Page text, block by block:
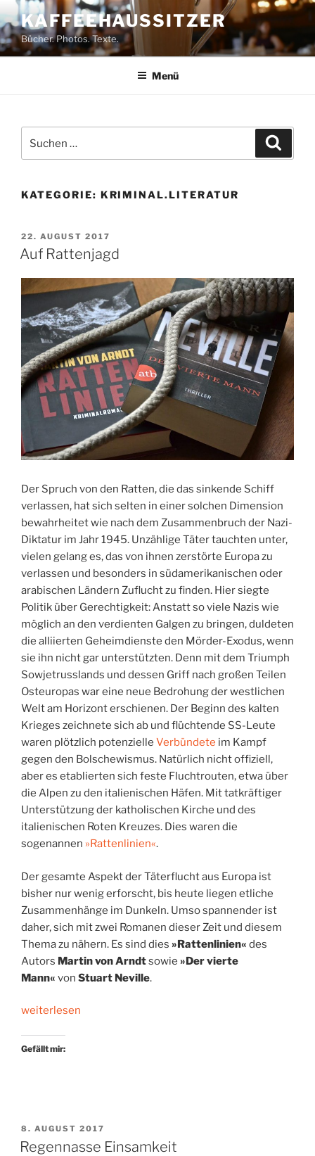
Zum
Inhalt
springen
KAFFEEHAUSSITZER
Bücher. Photos. Texte.
Menü
nach:
KATEGORIE: KRIMINAL.LITERATUR
VERÖFFENTLICHT
AM
22. AUGUST 2017
Auf Rattenjagd
Der Spruch von den Ratten, die das sinkende Schiff
verlassen, hat sich selten in einer solchen Dimension
bewahrheitet wie nach dem Zusammenbruch der Nazi-
Diktatur im Jahr 1945. Unzählige Täter tauchten unter,
vielen gelang es, das von ihnen zerstörte Europa zu
verlassen und besonders in südamerikanischen oder
arabischen Ländern Zuflucht zu finden. Hier siegte
Politik über Gerechtigkeit: Anstatt so viele Nazis wie
möglich an den verdienten Galgen zu bringen, duldeten
die alliierten Geheimdienste den Mörder-Exodus, wenn
sie ihn nicht gar unterstützten. Denn mit dem Triumph
Sowjetrusslands und dessen Griff nach großen Teilen
Osteuropas war eine neue Bedrohung der westlichen
Welt am Horizont erschienen. Der Beginn des kalten
Krieges zeichnete sich ab und flüchtende SS-Leute
waren plötzlich potenzielle Verbündete im Kampf
gegen den Bolschewismus. Natürlich nicht offiziell,
aber es etablierten sich feste Fluchtrouten, etwa über
die Alpen zu den italienischen Häfen. Mit tatkräftiger
Unterstützung der katholischen Kirche und des
italienischen Roten Kreuzes. Dies waren die
sogenannen »Rattenlinien«.
Der gesamte Aspekt der Täterflucht aus Europa ist
bisher nur wenig erforscht, bis heute liegen etliche
Zusammenhänge im Dunkeln. Umso spannender ist
daher, sich mit zwei Romanen dieser Zeit und diesem
Thema zu nähern. Es sind dies »Rattenlinien« des
Autors Martin von Arndtsowie »Der vierte
Mann« von Stuart Neville.
„Auf
weiterlesen
Gefällt mir:
VERÖFFENTLICHT
AM
8. AUGUST 2017
Regennasse Einsamkeit